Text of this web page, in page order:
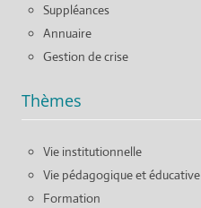
Suppléances
Annuaire
Gestion de crise
Thèmes
Vie institutionnelle
Vie pédagogique et éducative
Formation